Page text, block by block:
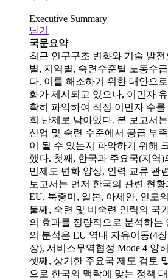
Executive Summary
닫기
국문요약
최근 인구구조 변화와 기술 발
별, 지역별, 숙련수준별 노동수
다. 이를 해소하기 위한 대안으
화가 제시되고 있으나, 이민자
확히 파악하여 적정 이민자 수
회 난제로 남아있다. 본 보고서
산업 및 숙련 수준에서 공급 부
이 될 수 있는지 파악하기 위해
했다. 첫째, 한국과 주요국(지역)
민제도 변화 양상, 인력 교류 관
보고서는 먼저 한국의 관련 현
EU, 북중미, 일본, 아세안, 인도
둘째, 숙련 및 비숙련 인력의 국
의 효과를 정량적으로 분석하는
의 분석은 EU 역내 자유이동(4
장), 서비스무역협정 Mode 4 양
셋째, 상기한 주요국 제도 검토
으로 한국의 맥락에 맞는 정책